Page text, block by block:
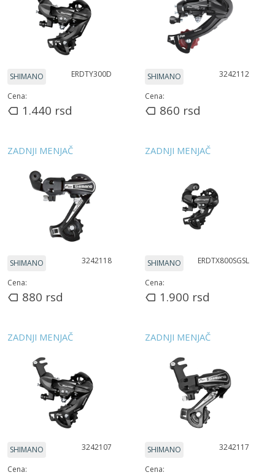
SHIMANO ERDTY300D
Cena:
1.440 rsd
SHIMANO 3242112
Cena:
860 rsd
ZADNJI MENJAČ
SHIMANO 3242118
Cena:
880 rsd
ZADNJI MENJAČ
SHIMANO ERDTX800SGSL
Cena:
1.900 rsd
ZADNJI MENJAČ
SHIMANO 3242107
Cena:
ZADNJI MENJAČ
SHIMANO 3242117
Cena: